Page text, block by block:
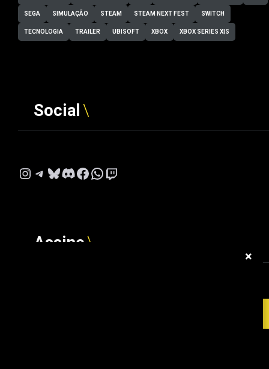
SEGA SIMULAÇÃO STEAM STEAM NEXT FEST SWITCH
TECNOLOGIA TRAILER UBISOFT XBOX XBOX SERIES X|S
Social
Instagram
Telegram
Bluesky
Discord
Facebook
WhatsApp
Twitch
Assine
×